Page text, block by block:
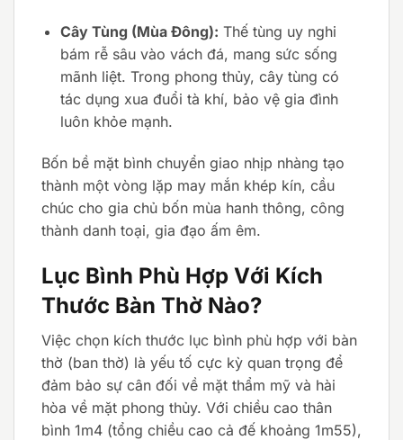
Cây Tùng (Mùa Đông): Thế tùng uy nghi
bám rễ sâu vào vách đá, mang sức sống
mãnh liệt. Trong phong thủy, cây tùng có
tác dụng xua đuổi tà khí, bảo vệ gia đình
luôn khỏe mạnh.
Bốn bề mặt bình chuyển giao nhịp nhàng tạo
thành một vòng lặp may mắn khép kín, cầu
chúc cho gia chủ bốn mùa hanh thông, công
thành danh toại, gia đạo ấm êm.
Lục Bình Phù Hợp Với Kích
Thước Bàn Thờ Nào?
Việc chọn kích thước lục bình phù hợp với bàn
thờ (ban thờ) là yếu tố cực kỳ quan trọng để
đảm bảo sự cân đối về mặt thẩm mỹ và hài
hòa về mặt phong thủy. Với chiều cao thân
bình 1m4 (tổng chiều cao cả đế khoảng 1m55),